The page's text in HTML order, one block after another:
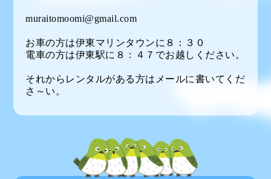
muraitomoomi@gmail.com
お車の方は伊東マリンタウンに８：３０
電車の方は伊東駅に８：４７でお越しください。
それからレンタルがある方はメールに書いてくだ
さ～い。